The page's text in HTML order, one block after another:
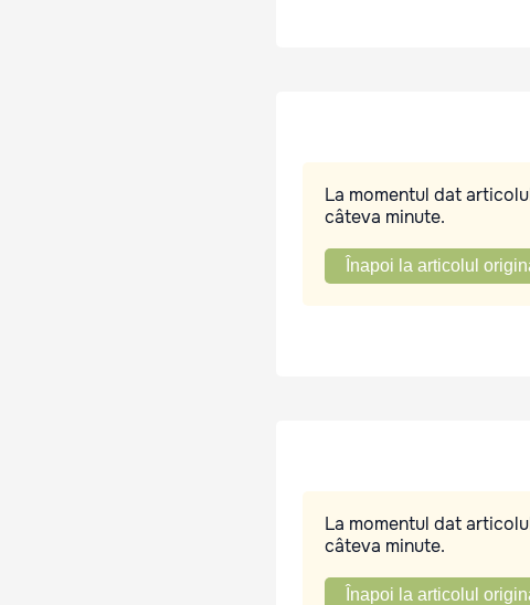
La momentul dat
câteva minute.
Înapoi la articolul
La momentul dat
câteva minute.
Înapoi la articolul